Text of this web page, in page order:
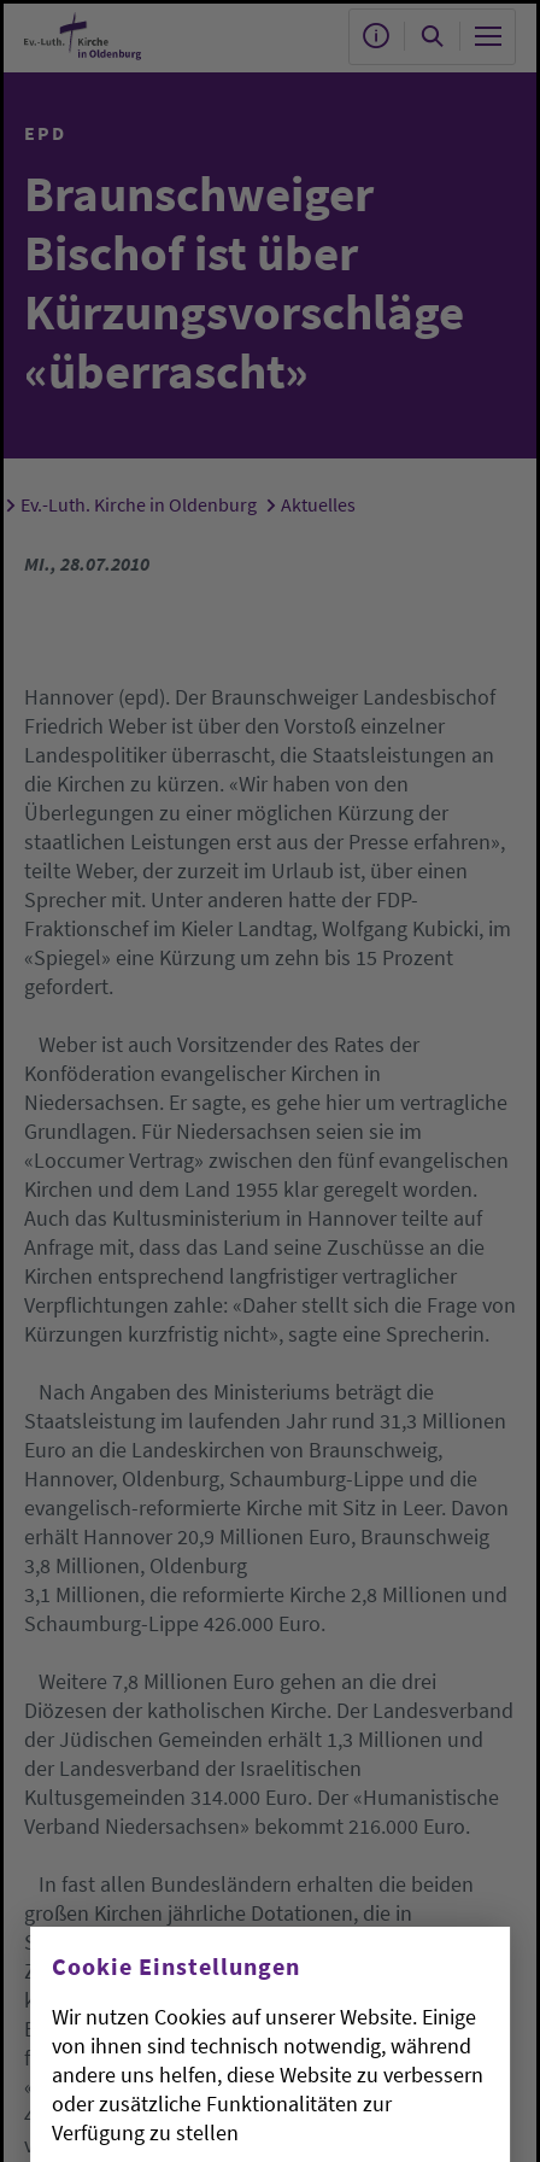
Zum Hauptinhalt springen
EPD
Braunschweiger
Bischof ist über
Kürzungsvorschläge
«überrascht»
Sie sind hier:
Ev.-Luth. Kirche in Oldenburg Aktuelles
MI., 28.07.2010
Hannover (epd). Der Braunschweiger Landesbischof
Friedrich Weber ist über den Vorstoß einzelner
Landespolitiker überrascht, die Staatsleistungen an
die Kirchen zu kürzen. «Wir haben von den
Überlegungen zu einer möglichen Kürzung der
staatlichen Leistungen erst aus der Presse erfahren»,
teilte Weber, der zurzeit im Urlaub ist, über einen
Sprecher mit. Unter anderen hatte der FDP-
Fraktionschef im Kieler Landtag, Wolfgang Kubicki, im
«Spiegel» eine Kürzung um zehn bis 15 Prozent
gefordert.
Weber ist auch Vorsitzender des Rates der
Konföderation evangelischer Kirchen in
Niedersachsen. Er sagte, es gehe hier um vertragliche
Grundlagen. Für Niedersachsen seien sie im
«Loccumer Vertrag» zwischen den fünf evangelischen
Kirchen und dem Land 1955 klar geregelt worden.
Auch das Kultusministerium in Hannover teilte auf
Anfrage mit, dass das Land seine Zuschüsse an die
Kirchen entsprechend langfristiger vertraglicher
Verpflichtungen zahle: «Daher stellt sich die Frage von
Kürzungen kurzfristig nicht», sagte eine Sprecherin.
Nach Angaben des Ministeriums beträgt die
Staatsleistung im laufenden Jahr rund 31,3 Millionen
Euro an die Landeskirchen von Braunschweig,
Hannover, Oldenburg, Schaumburg-Lippe und die
evangelisch-reformierte Kirche mit Sitz in Leer. Davon
erhält Hannover 20,9 Millionen Euro, Braunschweig
3,8 Millionen, Oldenburg
3,1 Millionen, die reformierte Kirche 2,8 Millionen und
Schaumburg-Lippe 426.000 Euro.
Weitere 7,8 Millionen Euro gehen an die drei
Diözesen der katholischen Kirche. Der Landesverband
der Jüdischen Gemeinden erhält 1,3 Millionen und
der Landesverband der Israelitischen
Kultusgemeinden 314.000 Euro. Der «Humanistische
Verband Niedersachsen» bekommt 216.000 Euro.
In fast allen Bundesländern erhalten die beiden
großen Kirchen jährliche Dotationen, die in
Staatskirchenverträgen geregelt sind. Diese
Zahlungen sind ein Ausgleich für den Entzug
kirchlicher Güter zur Zeit der Reformation und
Enteignungen im Zusammenhang mit der
französischen Revolution. In diesem Jahr sind laut
«Spiegel» in den Haushaltsplänen der Länder nahezu
460 Millionen Euro an Kirchenzuschüssen
veranschlagt.
Cookie Einstellungen
Wir nutzen Cookies auf unserer Website. Einige
von ihnen sind technisch notwendig, während
andere uns helfen, diese Website zu verbessern
oder zusätzliche Funktionalitäten zur
Verfügung zu stellen